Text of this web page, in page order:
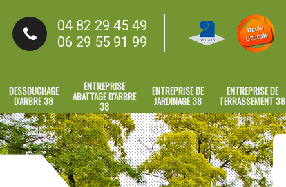
04 82 29 45 49
06 29 55 91 99
DESSOUCHAGE
D'ARBRE 38
ENTREPRISE
ABATTAGE D'ARBRE
38
ENTREPRISE DE
JARDINAGE 38
ENTREPRISE DE
TERRASSEMENT 38